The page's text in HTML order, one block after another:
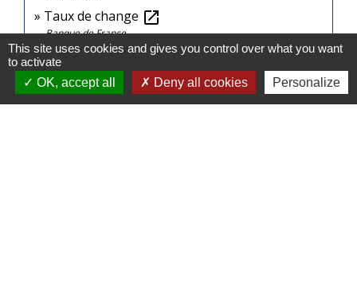
Taux de change open_in_new
Banque de France
Partenaires EDIopen_in_new
Direction générale des finances publiques
This site uses cookies and gives you control over what you want
to activate
OK, accept all
Deny all cookies Personalize